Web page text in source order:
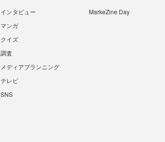
インタビュー
マンガ
クイズ
調査
メディアプランニング
テレビ
SNS
MarkeZine Day